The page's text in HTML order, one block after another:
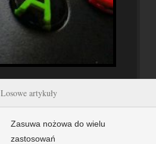
Losowe artykuły
Zasuwa nożowa do wielu
zastosowań